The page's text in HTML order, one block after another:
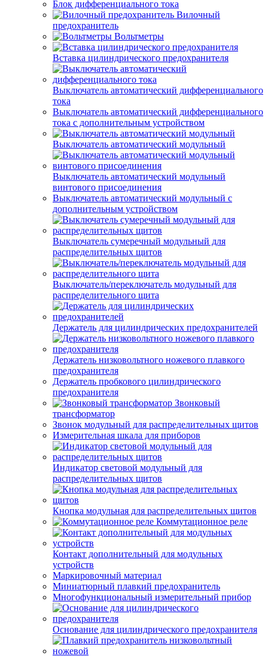
Блок дифференциального тока
Вилочный
предохранитель
Вольтметры
Вставка цилиндрического предохранителя
Выключатель автоматический дифференциального
тока
Выключатель автоматический дифференциального
тока с дополнительным устройством
Выключатель автоматический модульный
Выключатель автоматический модульный
винтового присоединения
Выключатель автоматический модульный с
дополнительным устройством
Выключатель сумеречный модульный для
распределительных щитов
Выключатель/переключатель модульный для
распределительного щита
Держатель для цилиндрических предохранителей
Держатель низковольтного ножевого плавкого
предохранителя
Держатель пробкового цилиндрического
предохранителя
Звонковый
трансформатор
Звонок модульный для распределительных щитов
Измерительная шкала для приборов
Индикатор световой модульный для
распределительных щитов
Кнопка модульная для распределительных щитов
Коммутационное реле
Контакт дополнительный для модульных
устройств
Маркировочный материал
Миниатюрный плавкий предохранитель
Многофункциональный измерительный прибор
Основание для цилиндрического предохранителя